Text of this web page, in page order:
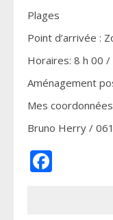
Plages
Point d’arrivée :
Horaires: 8 h 00
Aménagement
Mes
Bruno Herry /